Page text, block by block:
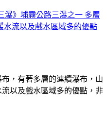
瀑》埔霧公路三瀑之一 多層
水流以及戲水區域多的優點
，有著多層的連續瀑布，山
以及戲水區域多的優點，非